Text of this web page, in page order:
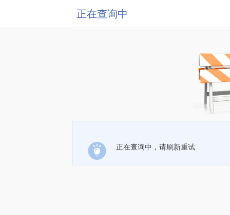
正在查询中
正在查询中，请刷新重试